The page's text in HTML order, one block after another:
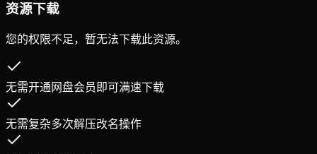
资源下载
您的权限不足，暂无法下载此资源。
无需开通网盘会员即可满速下载
无需复杂多次解压改名操作